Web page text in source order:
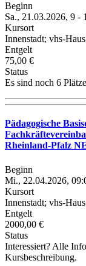
Beginn
Sa., 21.03.2026, 9 -
Kursort
Innenstadt; vhs-
Entgelt
75,00 €
Status
Es sind noch 6
Pädagogische
Rheinland-Pfalz
Beginn
Mi., 22.04.2026,
Kursort
Innenstadt; vhs-
Entgelt
2000,00 €
Status
Interessiert? Alle
Kursbeschreibung.